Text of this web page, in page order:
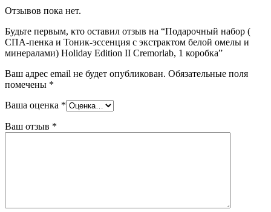
Отзывов пока нет.
Будьте первым, кто оставил отзыв на “Подарочный набор (
СПА-пенка и Тоник-эссенция с экстрактом белой омелы и
минералами) Holiday Edition II Cremorlab, 1 коробка”
Ваш адрес email не будет опубликован. Обязательные поля
помечены *
Ваша оценка *
Ваш отзыв *